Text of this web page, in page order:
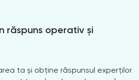
răspuns operativ și
ta și obține răspunsul experților